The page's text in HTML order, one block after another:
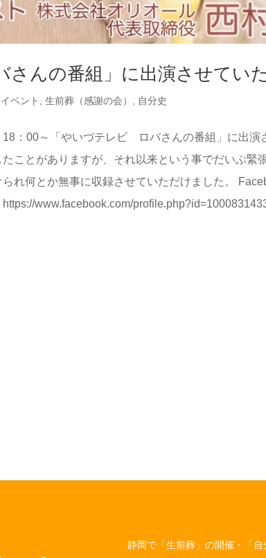
さんの番組」に出演させてい
イベント ,生前葬（感謝の会） 自分史
18：00～「やいづテレビ ロバさんの番組」に出演
ことがありますが、それ以来という事でだいぶ緊
れ何とか無事に収録させていただけました。
www.facebook.com/
静岡で「生前葬」の開催・「自